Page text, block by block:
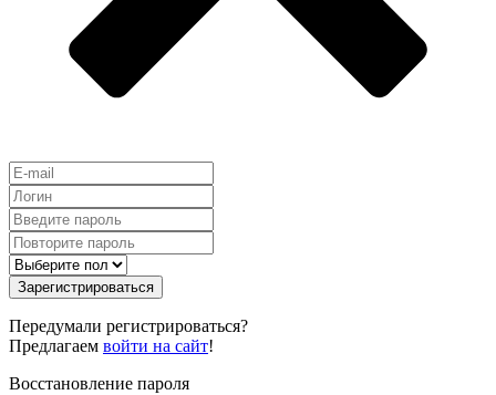
Зарегистрироваться
Передумали регистрироваться?
Предлагаем войти на сайт!
Восстановление пароля